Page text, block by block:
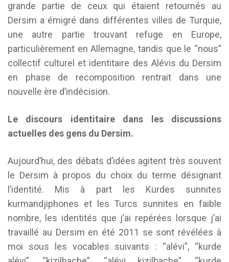
grande partie de ceux qui étaient retournés au
Dersim a émigré dans différentes villes de Turquie,
une autre partie trouvant refuge en Europe,
particulièrement en Allemagne, tandis que le “nous”
collectif culturel et identitaire des Alévis du Dersim
en phase de recomposition rentrait dans une
nouvelle ère d’indécision.
Le discours identitaire dans les discussions
actuelles des gens du Dersim.
Aujourd’hui, des débats d’idées agitent très souvent
le Dersim à propos du choix du terme désignant
l’identité. Mis à part les Kurdes sunnites
kurmandjiphones et les Turcs sunnites en faible
nombre, les identités que j’ai repérées lorsque j’ai
travaillé au Dersim en été 2011 se sont révélées à
moi sous les vocables suivants : “alévi”, “kurde